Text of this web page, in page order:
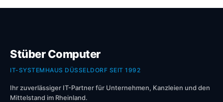
Stüber Computer
IT-SYSTEMHAUS DÜSSELDORF SEIT 1992
Ihr zuverlässiger IT-Partner für Unternehmen, Kanzleien und den
Mittelstand im Rheinland.